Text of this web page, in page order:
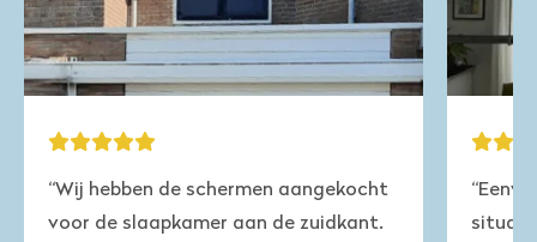
“Eenvoudig te monteren! Zelfs in
situaties waarbij het moeilijk gaat